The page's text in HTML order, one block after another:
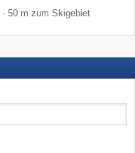
· 50 m zum Skigebiet